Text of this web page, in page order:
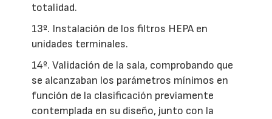
totalidad.
13º. Instalación de los filtros HEPA en
unidades terminales.
14º. Validación de la sala, comprobando que
se alcanzaban los parámetros mínimos en
función de la clasificación previamente
contemplada en su diseño, junto con la